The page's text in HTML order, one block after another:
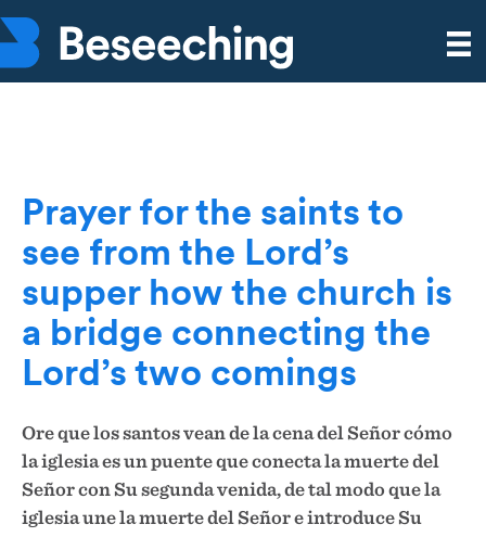
Prayer for the saints to
see from the Lord’s
supper how the church is
a bridge connecting the
Lord’s two comings
Ore que los santos vean de la cena del Señor cómo
la iglesia es un puente que conecta la muerte del
Señor con Su segunda venida, de tal modo que la
iglesia une la muerte del Señor e introduce Su